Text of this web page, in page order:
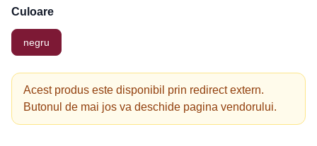
Culoare
negru
Acest produs este disponibil prin redirect extern.
Butonul de mai jos va deschide pagina vendorului.